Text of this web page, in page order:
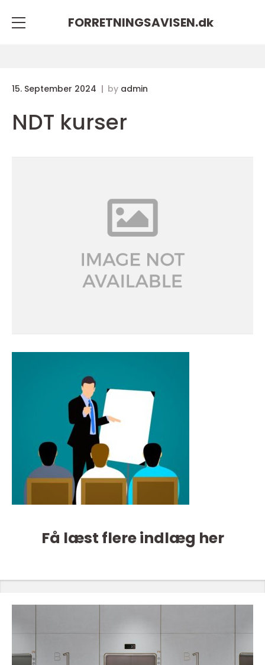
FORRETNINGSAVISEN.dk
15. September 2024 by admin
NDT kurser
Få læst flere indlæg her